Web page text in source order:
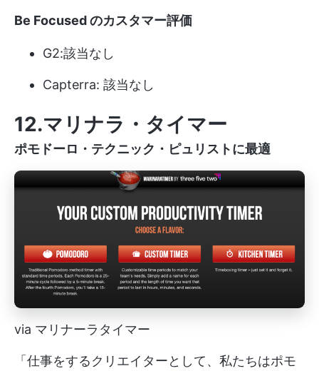
Be Focused のカスタマー評価
G2:該当なし
Capterra: 該当なし
12.マリナラ・タイマー
ポモドーロ・テクニック・ピュリストに最適
via マリナーラタイマー
「仕事をするクリエイターとして、私たちはポモ